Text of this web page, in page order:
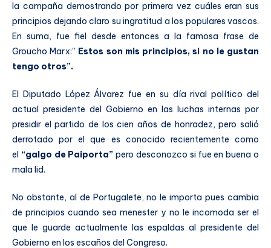
la campaña demostrando por primera vez cuáles eran sus
principios dejando claro su ingratitud a los populares vascos.
En suma, fue fiel desde entonces a la famosa frase de
Groucho Marx:” Estos son mis principios, si no le gustan
tengo otros”.
El Diputado López Álvarez fue en su día rival político del
actual presidente del Gobierno en las luchas internas por
presidir el partido de los cien años de honradez, pero salió
derrotado por el que es conocido recientemente como
el “galgo de Paiporta” pero desconozco si fue en buena o
mala lid.
No obstante, al de Portugalete, no le importa pues cambia
de principios cuando sea menester y no le incomoda ser el
que le guarde actualmente las espaldas al presidente del
Gobierno en los escaños del Congreso.